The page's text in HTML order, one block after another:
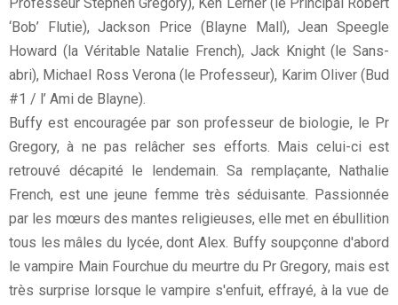
‘Bob’ Flutie), Jackson Price (Blayne Mall), Jean Speegle
Howard (la Véritable Natalie French), Jack Knight (le Sans-
abri), Michael Ross Verona (le Professeur), Karim Oliver (Bud
#1 / l’ Ami de Blayne).
Buffy est encouragée par son professeur de biologie, le Pr
Gregory, à ne pas relâcher ses efforts. Mais celui-ci est
retrouvé décapité le lendemain. Sa remplaçante, Nathalie
French, est une jeune femme très séduisante. Passionnée
par les mœurs des mantes religieuses, elle met en ébullition
tous les mâles du lycée, dont Alex. Buffy soupçonne d'abord
le vampire Main Fourchue du meurtre du Pr Gregory, mais est
très surprise lorsque le vampire s'enfuit, effrayé, à la vue de